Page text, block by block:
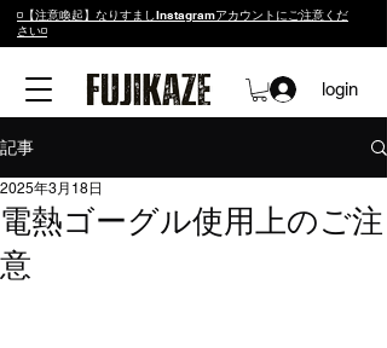
login
◽️【注意喚起】なりすましInstagramアカウントにご注意くだ
さい◽️
記事
電熱ゴーグル使用上のご注
意
2025年3月18日